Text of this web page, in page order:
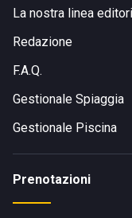
La nostra linea
Redazione
F.A.Q.
Gestionale Spiaggia
Gestionale Piscina
Prenotazioni